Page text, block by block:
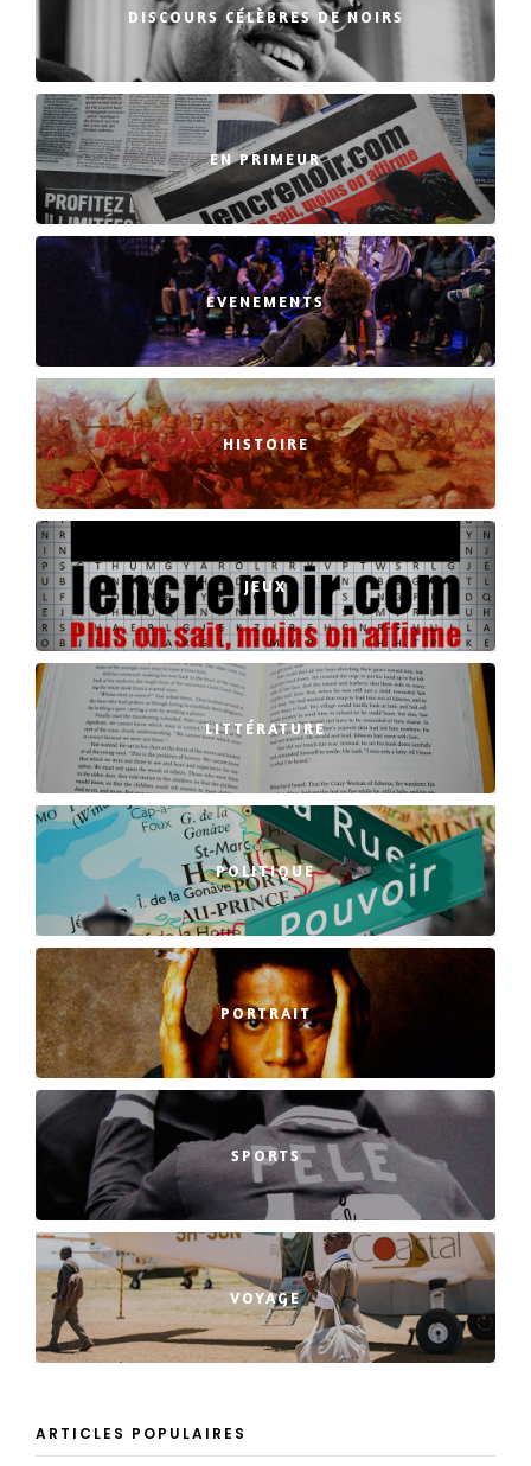
DISCOURS CÉLÈBRES DE NOIRS
EN PRIMEUR
EVENEMENTS
HISTOIRE
JEUX
LITTÉRATURE
POLITIQUE
PORTRAIT
SPORTS
VOYAGE
ARTICLES POPULAIRES